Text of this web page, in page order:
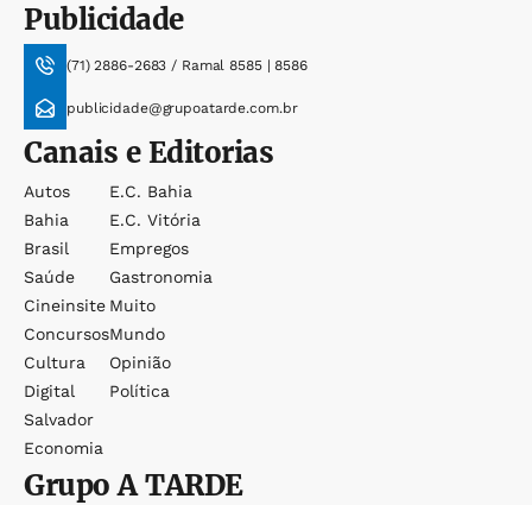
Publicidade
(71) 2886-2683 / Ramal 8585 | 8586
publicidade@grupoatarde.com.br
Canais e Editorias
Autos
Bahia
Brasil
Saúde
Cineinsite
Concursos
Cultura
Digital
Salvador
Economia
E.c. Bahia
E.c. Vitória
Empregos
Gastronomia
Muito
Mundo
Opinião
Política
GrupoA TARDE